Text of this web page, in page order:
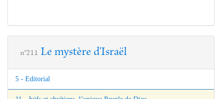
n°211 Le mystère d'Israël
5 - Editorial